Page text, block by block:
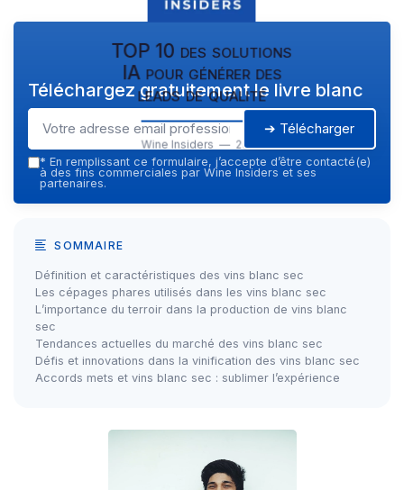
TOP 10 des solutions
IA pour générer des
leads de qualité
Wine Insiders — 2026
Téléchargez gratuitement le livre blanc
➔ Télécharger
* En remplissant ce formulaire, j’accepte d’être contacté(e)
à des fins commerciales par Wine Insiders et ses
partenaires.
SOMMAIRE
Définition et caractéristiques des vins blanc sec
Les cépages phares utilisés dans les vins blanc sec
L’importance du terroir dans la production de vins blanc
sec
Tendances actuelles du marché des vins blanc sec
Défis et innovations dans la vinification des vins blanc sec
Accords mets et vins blanc sec : sublimer l’expérience